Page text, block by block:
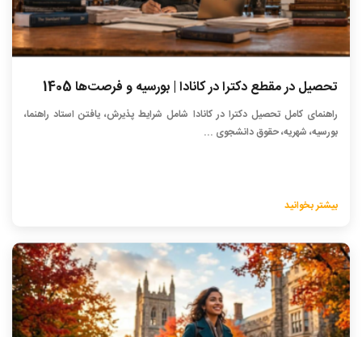
تحصیل در مقطع دکترا در کانادا | بورسیه و فرصت‌ها 1405
راهنمای کامل تحصیل دکترا در کانادا شامل شرایط پذیرش، یافتن استاد راهنما،
بورسیه، شهریه، حقوق دانشجوی ...
بیشتر بخوانید